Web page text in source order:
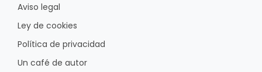
Aviso legal
Ley de cookies
Política de privacidad
Un café de autor